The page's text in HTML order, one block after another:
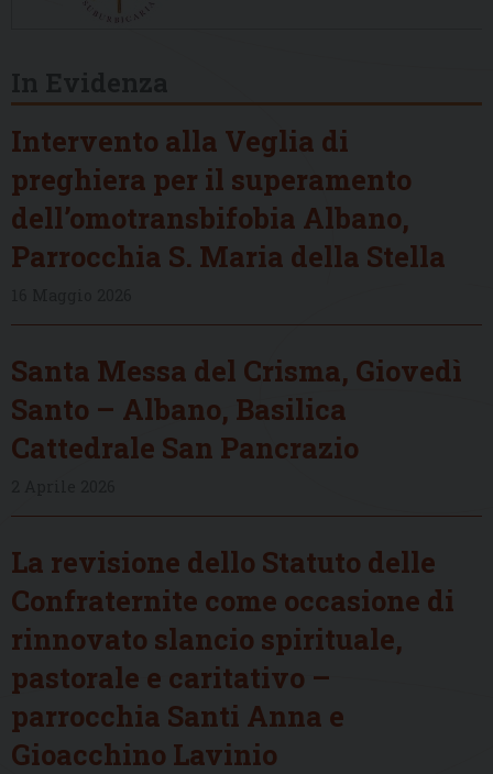
Intervento alla Veglia di
preghiera per il superamento
dell’omotransbifobia Albano,
Parrocchia S. Maria della Stella
Santa Messa del Crisma, Giovedì
Santo – Albano, Basilica
Cattedrale San Pancrazio
La revisione dello Statuto delle
Confraternite come occasione di
rinnovato slancio spirituale,
pastorale e caritativo –
parrocchia Santi Anna e
Gioacchino Lavinio